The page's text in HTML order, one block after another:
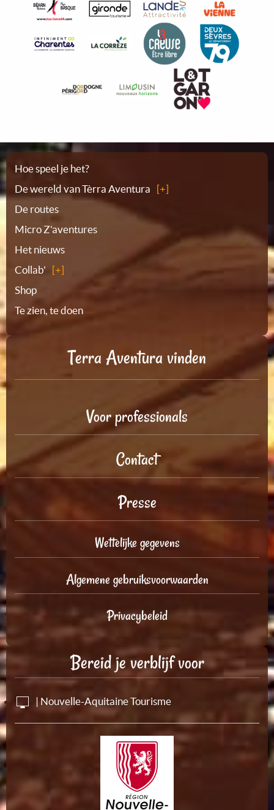
Plattegrond
Hoe speel je het?
De wereld van Tèrra Aventura
De routes
Micro Z'aventures
Het nieuws
Collab'
Shop
Te zien, te doen
Terra Aventura vinden
Voor professionals
Contact
Presse
Wettelijke gegevens
Algemene gebruiksvoorwaarden
Privacybeleid
Bereid je verblijf voor
| Nouvelle-Aquitaine Tourisme